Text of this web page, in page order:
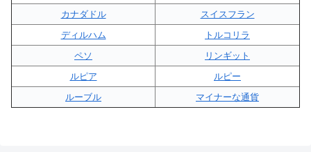
カナダドル
スイスフラン
ディルハム
トルコリラ
ペソ
リンギット
ルピア
ルピー
ルーブル
マイナーな通貨